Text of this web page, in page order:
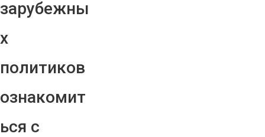
зарубежны
х
политиков
ознакомит
ься с